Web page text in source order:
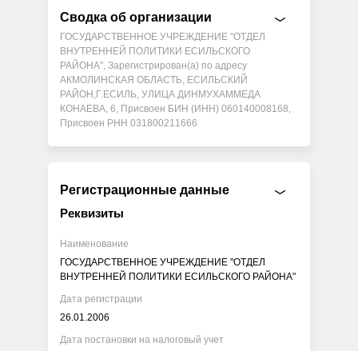
Сводка об организации
ГОСУДАРСТВЕННОЕ УЧРЕЖДЕНИЕ "ОТДЕЛ
ВНУТРЕННЕЙ ПОЛИТИКИ ЕСИЛЬСКОГО
РАЙОНА", Зарегистрирован(а) по адресу
АКМОЛИНСКАЯ ОБЛАСТЬ, ЕСИЛЬСКИЙ
РАЙОН,Г.ЕСИЛЬ, УЛИЦА ДИНМУХАММЕДА
КОНАЕВА, 6, Присвоен БИН (ИНН) 060140008168,
Присвоен РНН 031800211666
Регистрационные данные
Реквизиты
Наименование
ГОСУДАРСТВЕННОЕ УЧРЕЖДЕНИЕ "ОТДЕЛ
ВНУТРЕННЕЙ ПОЛИТИКИ ЕСИЛЬСКОГО РАЙОНА"
Дата регистрации
26.01.2006
Дата постановки на налоговый учет